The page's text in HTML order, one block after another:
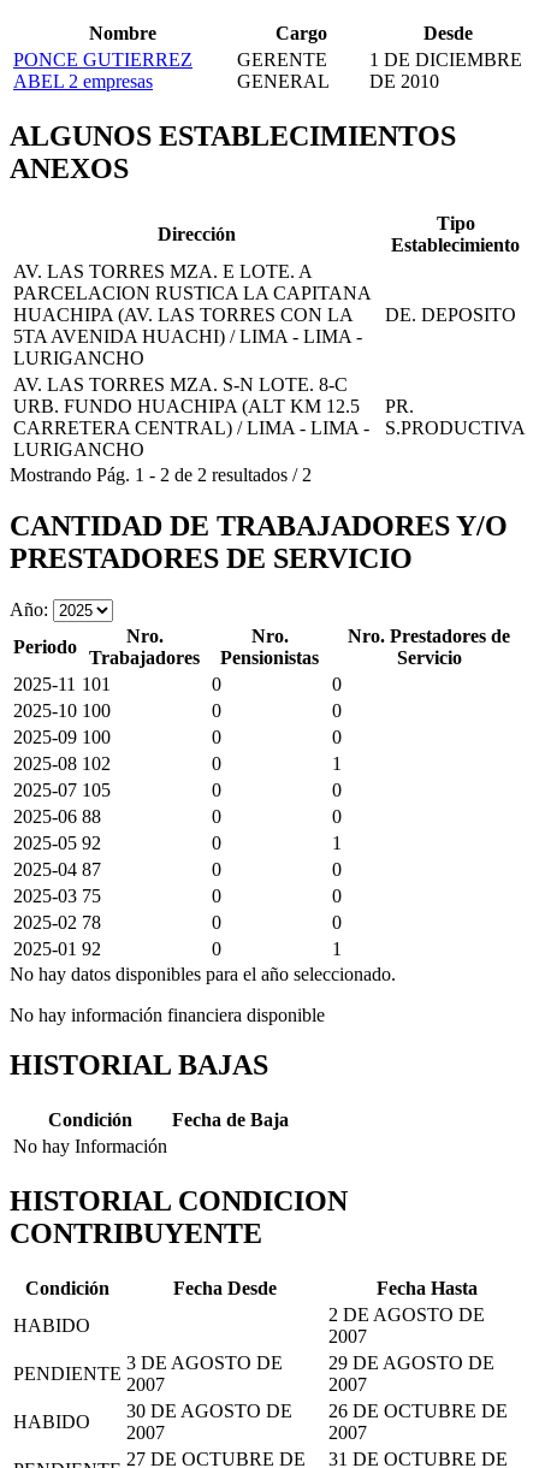
Nombre Cargo
Desde
PONCE GUTIERREZ
ABEL 2 empresas
GERENTE
GENERAL
1 DE DICIEMBRE
DE 2010
ALGUNOS ESTABLECIMIENTOS
ANEXOS
Dirección
Tipo
Establecimiento
AV. LAS TORRES MZA. E LOTE. A
PARCELACION RUSTICA LA CAPITANA
HUACHIPA (AV. LAS TORRES CON LA
5TA AVENIDA HUACHI) / LIMA - LIMA -
LURIGANCHO
DE. DEPOSITO
AV. LAS TORRES MZA. S-N LOTE. 8-C
URB. FUNDO HUACHIPA (ALT KM 12.5
CARRETERA CENTRAL) / LIMA - LIMA -
LURIGANCHO
PR.
S.PRODUCTIVA
Mostrando Pág. 1 - 2 de 2 resultados / 2
CANTIDAD DE TRABAJADORES Y/O
PRESTADORES DE SERVICIO
Año:
Periodo
Nro.
Trabajadores
Nro.
Pensionistas
Nro. Prestadores de
Servicio
2025-11 101 0
0
2025-10 100 0
0
2025-09 100 0
0
2025-08 102 0
1
2025-07 105 0
0
2025-06 88 0
0
2025-05 92 0
1
2025-04 87 0
0
2025-03 75 0
0
2025-02 78 0
0
2025-01 92 0
1
No hay datos disponibles para el año seleccionado.
No hay información financiera disponible
HISTORIAL BAJAS
Condición
Fecha de Baja
No hay Información
HISTORIAL CONDICION
CONTRIBUYENTE
Condición Fecha Desde
Fecha Hasta
HABIDO
2 DE AGOSTO DE
2007
PENDIENTE
3 DE AGOSTO DE
2007
29 DE AGOSTO DE
2007
HABIDO
30 DE AGOSTO DE
2007
26 DE OCTUBRE DE
2007
27 DE OCTUBRE DE
31 DE OCTUBRE DE